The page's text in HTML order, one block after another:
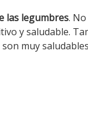
las legumbres.
y saludable.
muy